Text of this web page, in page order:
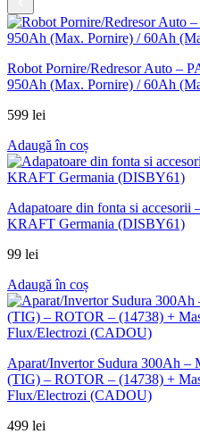
Robot Pornire/Redresor Auto –
950Ah (Max. Pornire) / 60Ah
599 lei
Adaugă în coș
Adapatoare din fonta si
KRAFT Germania (DISBY61)
99 lei
Adaugă în coș
Aparat/Invertor Sudura 300Ah –
(TIG) – ROTOR – (14738) +
Flux/Electrozi (CADOU)
499 lei